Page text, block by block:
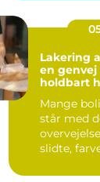
Lakering
en
holdbart
Mange
står med
slidte,